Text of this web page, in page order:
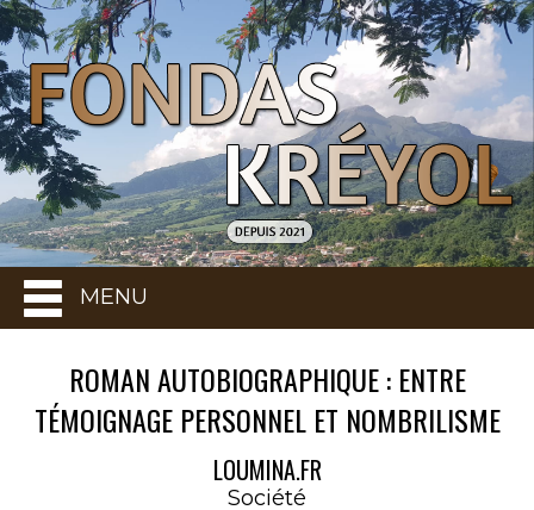
MENU
ROMAN AUTOBIOGRAPHIQUE : ENTRE
TÉMOIGNAGE PERSONNEL ET NOMBRILISME
LOUMINA.FR
Société